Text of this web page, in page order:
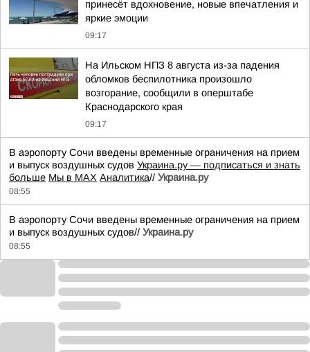
принесёт вдохновение, новые впечатления и
яркие эмоции
09:17
На Ильском НПЗ 8 августа из-за падения
обломков беспилотника произошло
возгорание, сообщили в оперштабе
Краснодарского края
09:17
В аэропорту Сочи введены временные ограничения на прием
и выпуск воздушных судов Украина.ру — подписаться и знать
больше Мы в MAX Аналитика// Украина.ру
08:55
В аэропорту Сочи введены временные ограничения на прием
и выпуск воздушных судов// Украина.ру
08:55